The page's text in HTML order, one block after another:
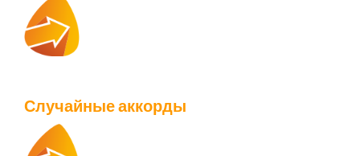
Белый друг
Белый танец
Перейти
Случайные аккорды